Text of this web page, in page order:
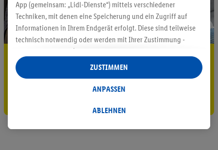
5.95 € Versand sparen³²ᵃ
App (gemeinsam: „Lidl-Dienste“) mittels verschiedener
Techniken, mit denen eine Speicherung und ein Zugriff auf
Informationen in Ihrem Endgerät erfolgt. Diese sind teilweise
technisch notwendig oder werden mit Ihrer Zustimmung -
auch durch Partner (u.a.
Verantwortliche; im Zusammenhang mit dem IAB TCF
insgesamt
Statistik-Erstellung oder für personalisierte Werbung
Datenverarbeitungen für personalisierte Werbung werden
ABLEHNEN
ANPASSEN
ZUSTIMMEN